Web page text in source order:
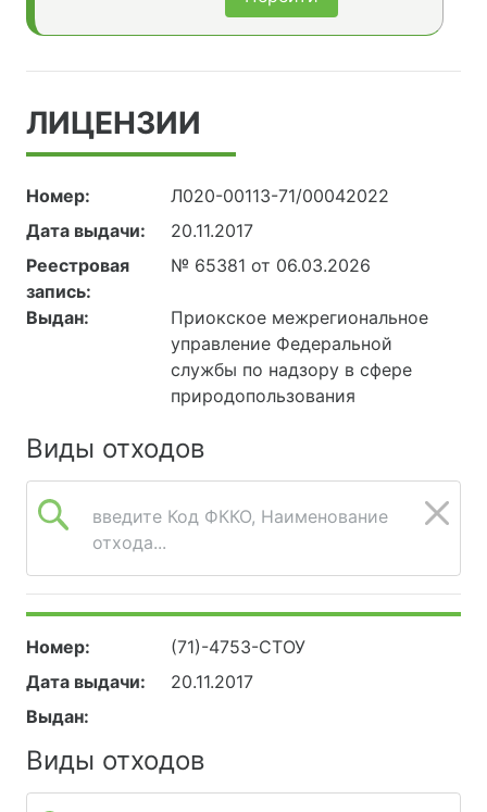
ЛИЦЕНЗИИ
Номер:
Л020-00113-71/00042022
Дата выдачи:
20.11.2017
Реестровая
запись:
№ 65381 от 06.03.2026
Выдан:
Приокское межрегиональное
управление Федеральной
службы по надзору в сфере
природопользования
Виды отходов
введите Код ФККО, Наименование
отхода...
Номер:
(71)-4753-СТОУ
Дата выдачи:
20.11.2017
Выдан:
Виды отходов